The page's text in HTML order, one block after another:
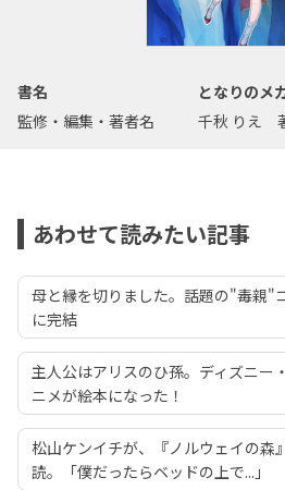
書名
となりのメ
監修・編集・著者名
千秋 りえ
あわせて読みたい記事
母と縁を切りました。話題の"毒親"
に完結
主人公はアリスのひ孫。ディズニー
ニメが絵本になった！
松山ケンイチが、『ノルウェイの森
読。「僕だったらベッドの上で...」